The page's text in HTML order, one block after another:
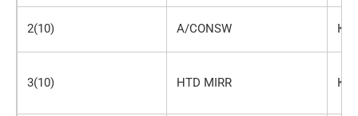
2(10) A/CONSW
3(10) HTD MIRR